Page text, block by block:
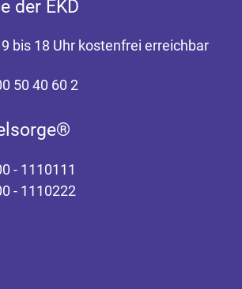
der EKD
bis 18 Uhr kostenfrei erreichbar
50 40 60 2
- 1110111
- 1110222